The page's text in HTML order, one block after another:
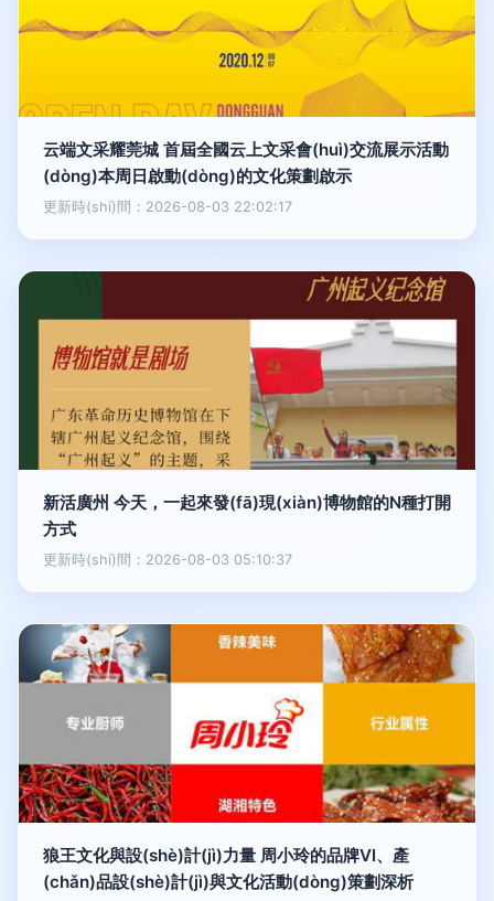
云端文采耀莞城 首屆全國云上文采會(huì)交流展示活動
(dòng)本周日啟動(dòng)的文化策劃啟示
更新時(shí)間：2026-08-03 22:02:17
新活廣州 今天，一起來發(fā)現(xiàn)博物館的N種打開
方式
更新時(shí)間：2026-08-03 05:10:37
狼王文化與設(shè)計(jì)力量 周小玲的品牌VI、產
(chǎn)品設(shè)計(jì)與文化活動(dòng)策劃深析